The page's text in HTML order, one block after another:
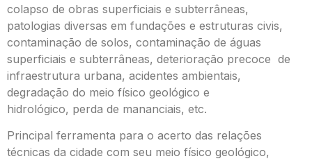
colapso de obras superficiais e subterrâneas,
patologias diversas em fundações e estruturas civis,
contaminação de solos, contaminação de águas
superficiais e subterrâneas, deterioração precoce de
infraestrutura urbana, acidentes ambientais,
degradação do meio físico geológico e
hidrológico, perda de mananciais, etc.
Principal ferramenta para o acerto das relações
técnicas da cidade com seu meio físico geológico,